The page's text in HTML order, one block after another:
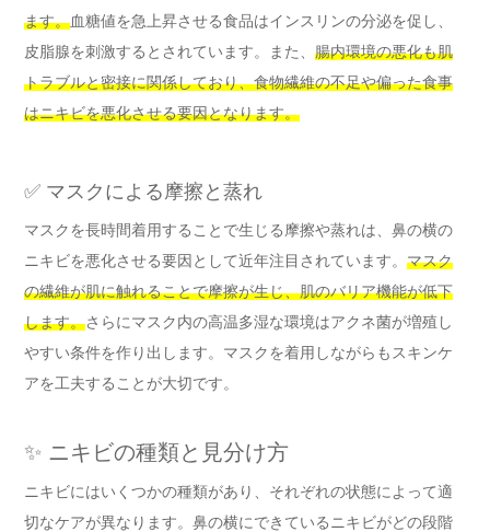
ます。血糖値を急上昇させる食品はインスリンの分泌を促し、
皮脂腺を刺激するとされています。また、 腸内環境の悪化も肌
トラブルと密接に関係しており、食物繊維の不足や偏った食事
はニキビを悪化させる要因となります。
✅ マスクによる摩擦と蒸れ
マスクを長時間着用することで生じる摩擦や蒸れは、鼻の横の
ニキビを悪化させる要因として近年注目されています。 マスク
の繊維が肌に触れることで摩擦が生じ、肌のバリア機能が低下
します。さらにマスク内の高温多湿な環境はアクネ菌が増殖し
やすい条件を作り出します。マスクを着用しながらもスキンケ
アを工夫することが大切です。
✨ ニキビの種類と見分け方
ニキビにはいくつかの種類があり、それぞれの状態によって適
切なケアが異なります。鼻の横にできているニキビがどの段階